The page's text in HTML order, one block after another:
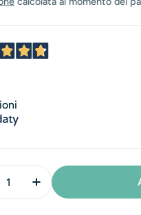
La Quantità Per
Aumenta La